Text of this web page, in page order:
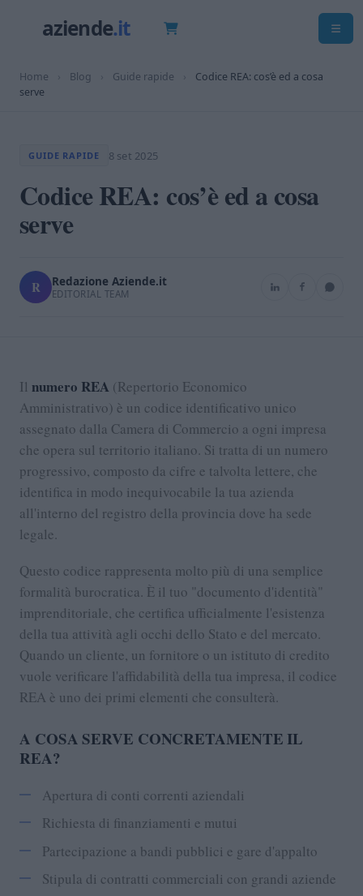
Home › Blog › Guide rapide ›
Codice REA: cos’è ed a cosa
serve
GUIDE RAPIDE 8 set 2025
Codice REA: cos’è ed a cosa
serve
R Redazione Aziende.it
EDITORIAL TEAM
Il numero REA (Repertorio Economico
Amministrativo) è un codice identificativo unico
assegnato dalla Camera di Commercio a ogni impresa
che opera sul territorio italiano. Si tratta di un numero
progressivo, composto da cifre e talvolta lettere, che
identifica in modo inequivocabile la tua azienda
all'interno del registro della provincia dove ha sede
legale.
Questo codice rappresenta molto più di una semplice
formalità burocratica. È il tuo "documento d'identità"
imprenditoriale, che certifica ufficialmente l'esistenza
della tua attività agli occhi dello Stato e del mercato.
Quando un cliente, un fornitore o un istituto di credito
vuole verificare l'affidabilità della tua impresa, il codice
REA è uno dei primi elementi che consulterà.
A COSA SERVE CONCRETAMENTE IL
REA?
Apertura di conti correnti aziendali
Richiesta di finanziamenti e mutui
Partecipazione a bandi pubblici e gare d'appalto
Stipula di contratti commerciali con grandi aziende